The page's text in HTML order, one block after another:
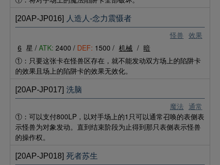
怪兽 效果
[20AP-JP016] 人造人-念力震慑者
6 星 / ATK: 2400 / DEF: 1500 / 机械 / 暗
①：只要这张卡在怪兽区存在，就不能发动双方场上的陷阱卡
的效果且场上的陷阱卡的效果无效化。
魔法 通常
[20AP-JP017] 洗脑
①：可以支付800LP，以对手场上的1只可以通常召唤的表侧表
示怪兽为对象发动。直到结束阶段为止得到那只表侧表示怪兽
的操作权。
[20AP-JP018] 死者苏生